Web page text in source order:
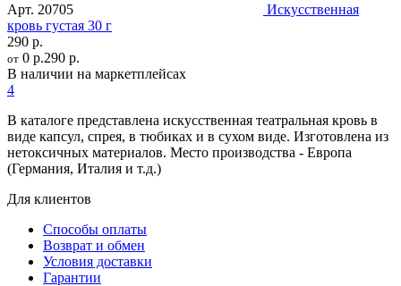
Арт. 20705
Искусственная
кровь густая 30 г
290 р.
от 0 р.290 р.
В наличии на маркетплейсах
4
В каталоге представлена искусственная театральная кровь в
виде капсул, спрея, в тюбиках и в сухом виде. Изготовлена из
нетоксичных материалов. Место производства - Европа
(Германия, Италия и т.д.)
Для клиентов
Способы оплаты
Возврат и обмен
Условия доставки
Гарантии